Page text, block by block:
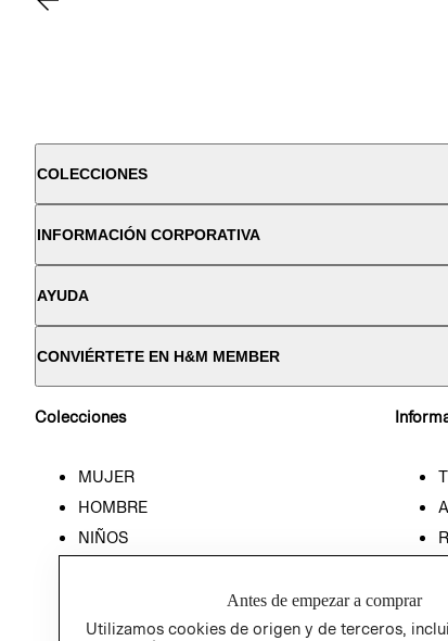
COLECCIONES
INFORMACIÓN CORPORATIVA
AYUDA
CONVIÉRTETE EN H&M MEMBER
Colecciones
MUJER
HOMBRE
NIÑOS
Antes de empezar a comprar
Utilizamos cookies de origen y de terceros,